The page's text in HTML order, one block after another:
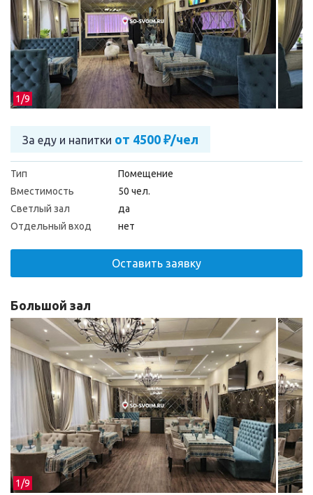
1/9
За еду и напитки от 4500 ₽/чел
Тип
Помещение
Вместимость
50 чел.
Светлый зал
да
Отдельный вход
нет
Оставить заявку
1/9
Большой зал